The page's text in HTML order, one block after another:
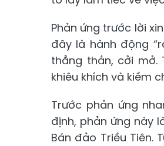
Phản ứng trước lời
đây là hành động
thẳng thắn, cởi mở.
khiêu khích và kiềm
Trước phản ứng
định, phản ứng này
Bán đảo Triều Tiên.